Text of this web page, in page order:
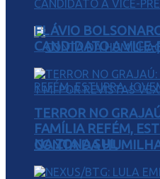
CONTA DA
FLÁVIO
CANDIDATO A
TERROR NO
FAMÍLIA REFÉM,
NA ZONA SUL